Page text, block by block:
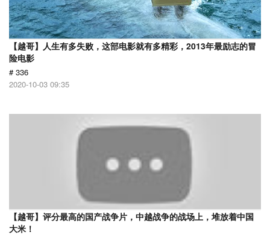
【越哥】人生有多失败，这部电影就有多精彩，2013年最励志的冒
险电影
# 336
2020-10-03 09:35
【越哥】评分最高的国产战争片，中越战争的战场上，堆放着中国
大米！